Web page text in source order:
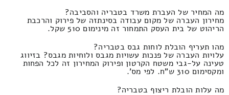
מה המחיר של העברת משרד בטבריה והסביבה?
מחירון העברה של מקום עבודה בסינתזה של פירוק והרכבת
הריהוט של בית העסק התמחור זה מינימום 510 שקל.
מהו תעריף הובלת לוחות גבס בטבריה?
עלויות העברה של פנכות עשויות מגבס ולוחיות מגבס? בזיווג
טעינה על-גבי משטח הקרטון ופירוק המחירון זה לכל הפחות
ומקסימום 310 ש"ח. לפי מס'.
מה עלות הובלת ריצוף בטבריה?